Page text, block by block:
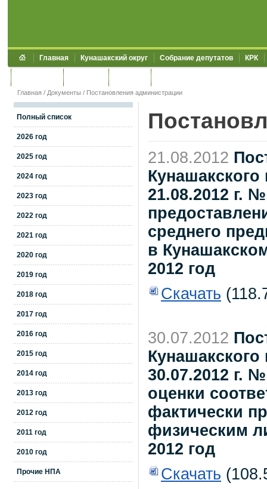
Главная Кунашакский округ Собрание депутатов КРК
Главная / Документы / Постановления администрации
Полный список
2026 год
2025 год
2024 год
2023 год
2022 год
2021 год
2020 год
2019 год
2018 год
2017 год
2016 год
2015 год
2014 год
2013 год
2012 год
2011 год
2010 год
Прочие НПА
21.08.2012
21.08.2012 г.
среднего
в
2012 год
Скачать
30.07.2012
30.07.2012 г.
оценки
фактически
физическим
2012 год
Скачать